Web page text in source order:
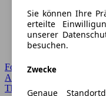
Forum Startseite
Alle Auto-Foren
Themen-Forum
Sie können Ihre
erteilte
unserer
besuchen.
Zwecke
Genaue